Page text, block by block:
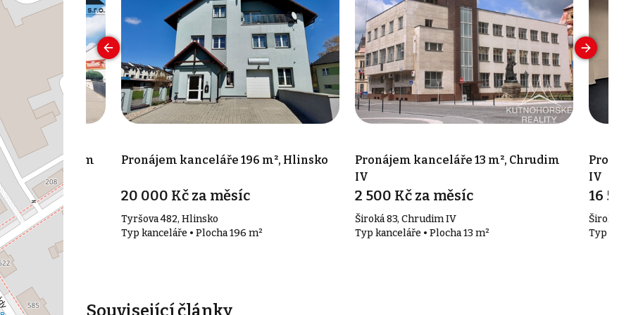
m², Chrudim
m²
Pronájem kanceláře 196 m², Hlinsko
20 000 Kč za měsíc
Tyršova 482, Hlinsko
Typ kanceláře • Plocha 196 m²
Pronájem kanceláře 13 m², Chrudim
IV
2 500 Kč za měsíc
Široká 83, Chrudim IV
Typ kanceláře • Plocha 13 m²
IV
16
Široká
Typ
Související články